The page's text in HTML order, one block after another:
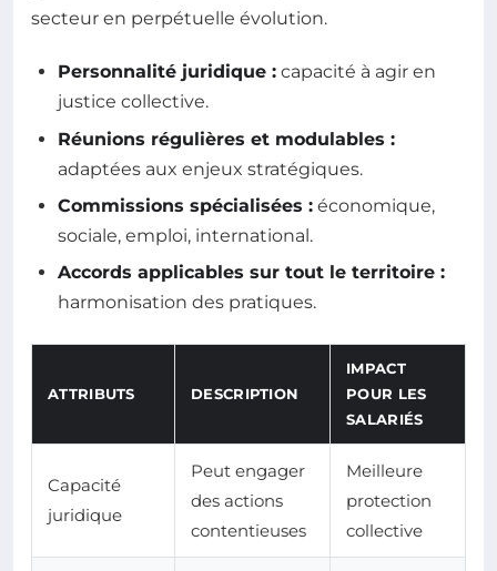
secteur en perpétuelle évolution.
Personnalité juridique : capacité à agir en
justice collective.
Réunions régulières et modulables :
adaptées aux enjeux stratégiques.
Commissions spécialisées : économique,
sociale, emploi, international.
Accords applicables sur tout le territoire :
harmonisation des pratiques.
ATTRIBUTS DESCRIPTION
IMPACT
POUR LES
SALARIÉS
Capacité
juridique
Peut engager
des actions
contentieuses
Meilleure
protection
collective